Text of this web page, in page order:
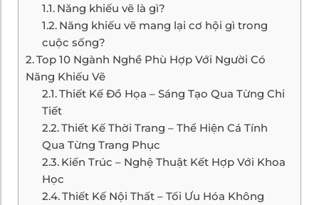
Năng khiếu vẽ là gì?
Năng khiếu vẽ mang lại cơ hội gì trong
cuộc sống?
Top 10 Ngành Nghề Phù Hợp Với Người Có
Năng Khiếu Vẽ
Thiết Kế Đồ Họa – Sáng Tạo Qua Từng Chi
Tiết
Thiết Kế Thời Trang – Thể Hiện Cá Tính
Qua Từng Trang Phục
Kiến Trúc – Nghệ Thuật Kết Hợp Với Khoa
Học
Thiết Kế Nội Thất – Tối Ưu Hóa Không